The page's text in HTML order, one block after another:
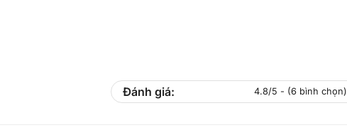
Đánh giá: 4.8/5 - (6 bình chọn)